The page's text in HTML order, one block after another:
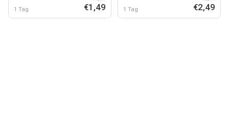
1 Tag €1,49 1 Tag €2,49